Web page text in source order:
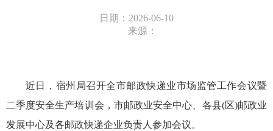
日期：2026-06-10
来源：
近日，宿州局召开全市邮政快递业市场监管工作会议暨
二季度安全生产培训会，市邮政业安全中心、各县(区)邮政业
发展中心及各邮政快递企业负责人参加会议。